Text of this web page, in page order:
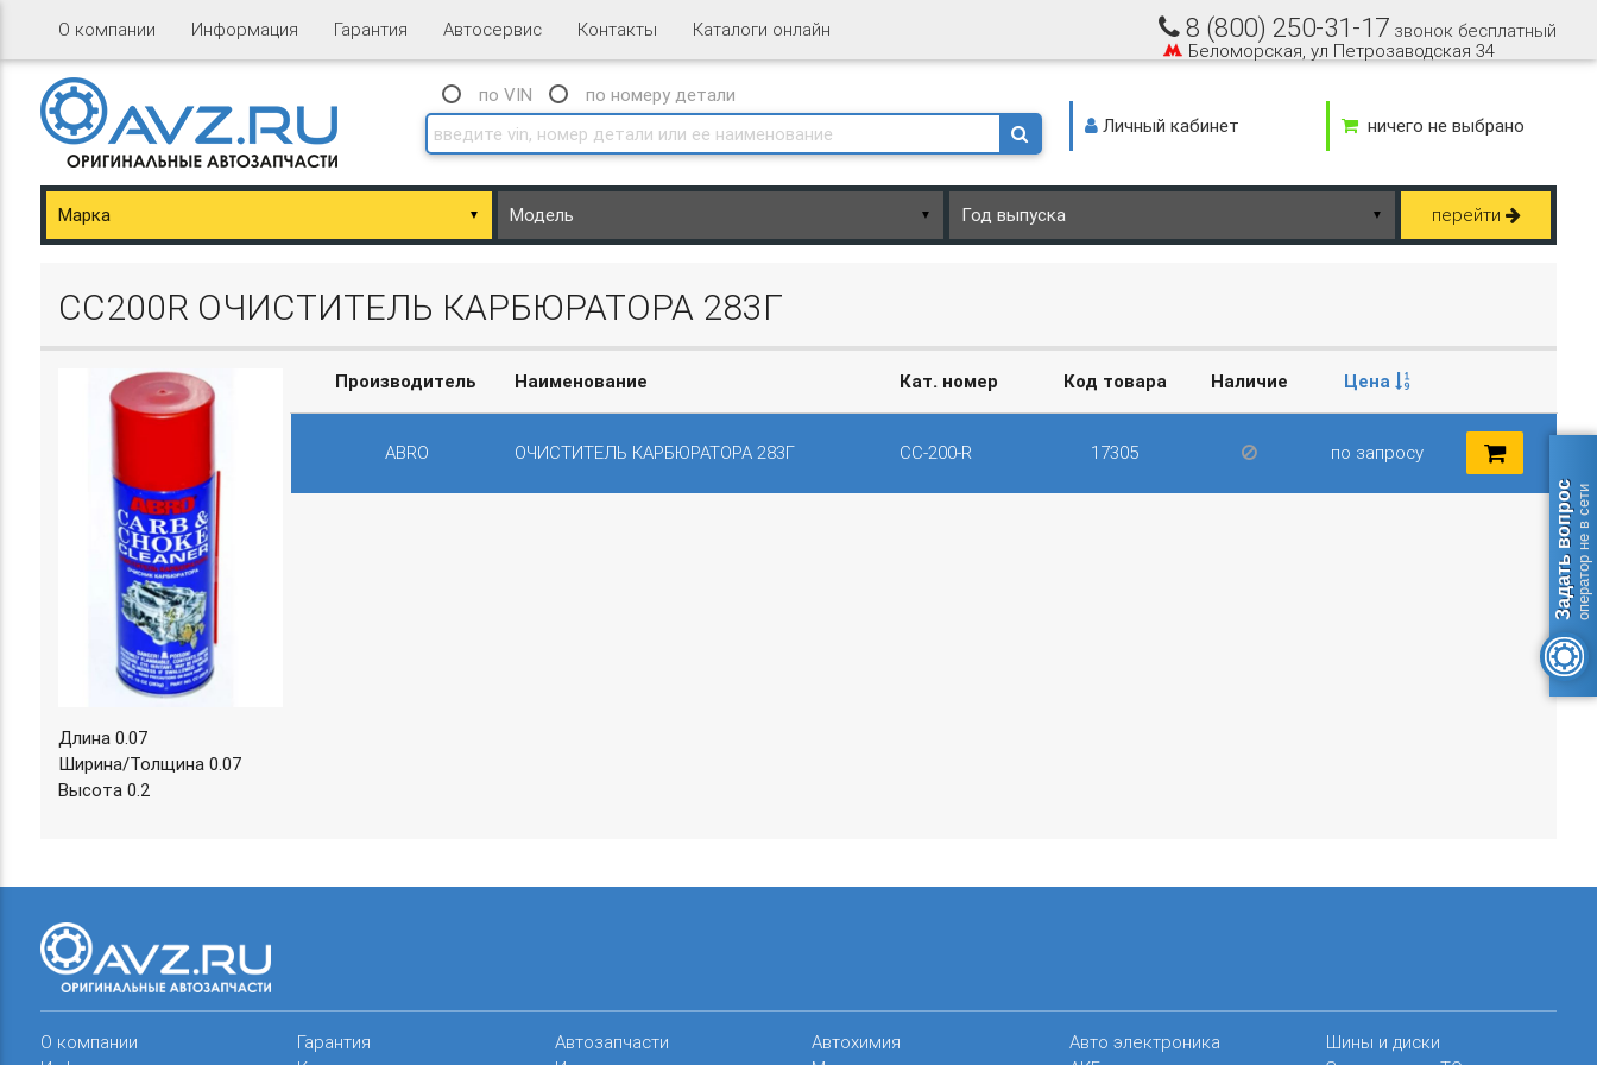
О компании Информация Гарантия Автосервис Контакты Каталоги онлайн
Basket.php
8 (800) 250-31-17 звонок бесплатный
Беломорская, ул Петрозаводская 34
по VIN
по номеру детали
Личный кабинет
ничего не выбрано
▼ ▼ ▼ перейти
CC200R ОЧИСТИТЕЛЬ КАРБЮРАТОРА 283Г
Длина 0.07
Ширина/Толщина 0.07
Высота 0.2
Производитель Наименование Кат. номер Код товара Наличие Цена
ABRO ОЧИСТИТЕЛЬ КАРБЮРАТОРА 283Г CC-200-R 17305 по запросу
О компании
Гарантия
Автозапчасти
Автохимия
Авто электроника
Шины и диски
Задать вопросоператор не в сети